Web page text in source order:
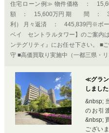
住宅ローン例≫ 物件価格 ：
額 ： 15,600万円 期 間 ：
利） 月々返済 ： 445,839円※ボー
ベイ セントラルタワー】のご案内
ンテグリティ』にお任せ下さい。 ■
守 ■高価買取り実施中（一都三県・リ
≪グラ
しました
&nbsp;
のお引
&nbsp;
ござい